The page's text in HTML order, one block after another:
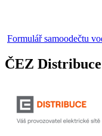
Formulář samoodečtu
ČEZ